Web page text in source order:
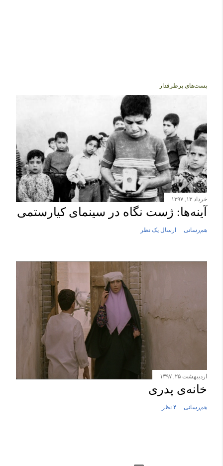
پست‌های پرطرفدار
خرداد ۱۳, ۱۳۹۷
آینه‌ها: ژست نگاه در سینمای کیارستمی
هم‌رسانی ارسال یک نظر
اردیبهشت ۲۵, ۱۳۹۷
خانه‌ی پدری
هم‌رسانی ۴ نظر